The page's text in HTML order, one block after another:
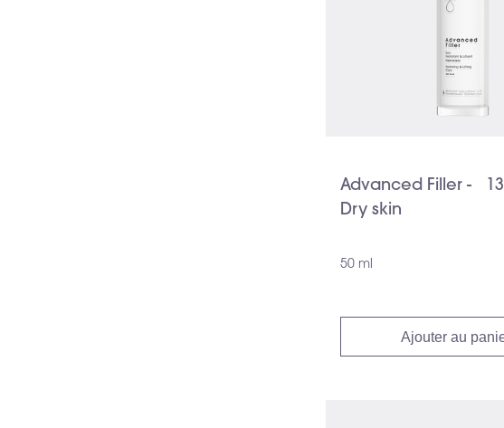
Advanced Filler -
Dry skin
50 ml
Ajouter au